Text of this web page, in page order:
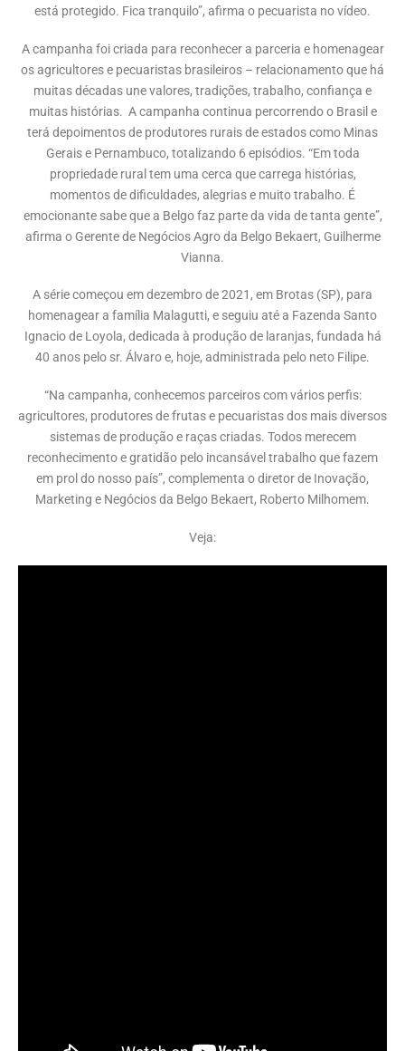
está protegido. Fica tranquilo”, afirma o pecuarista no vídeo.
A campanha foi criada para reconhecer a parceria e homenagear
os agricultores e pecuaristas brasileiros – relacionamento que há
muitas décadas une valores, tradições, trabalho, confiança e
muitas histórias. A campanha continua percorrendo o Brasil e
terá depoimentos de produtores rurais de estados como Minas
Gerais e Pernambuco, totalizando 6 episódios. “Em toda
propriedade rural tem uma cerca que carrega histórias,
momentos de dificuldades, alegrias e muito trabalho. É
emocionante sabe que a Belgo faz parte da vida de tanta gente”,
afirma o Gerente de Negócios Agro da Belgo Bekaert, Guilherme
Vianna.
A série começou em dezembro de 2021, em Brotas (SP), para
homenagear a família Malagutti, e seguiu até a Fazenda Santo
Ignacio de Loyola, dedicada à produção de laranjas, fundada há
40 anos pelo sr. Álvaro e, hoje, administrada pelo neto Filipe.
“Na campanha, conhecemos parceiros com vários perfis:
agricultores, produtores de frutas e pecuaristas dos mais diversos
sistemas de produção e raças criadas. Todos merecem
reconhecimento e gratidão pelo incansável trabalho que fazem
em prol do nosso país”, complementa o diretor de Inovação,
Marketing e Negócios da Belgo Bekaert, Roberto Milhomem.
Veja: